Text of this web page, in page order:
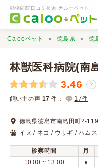
動物病院口コミ検索 カルーペット
動物病院検索
口コミ検索
Calooペットとは？
Calooペット 徳島県 徳
林獣医科病院(南
3.46 ？
飼い主の声 17 件： 17件
徳島県徳島市南島田町2-
イヌ / ネコ / ウサギ / ハム
診察時間 月
10:00 ~ 13:00
●